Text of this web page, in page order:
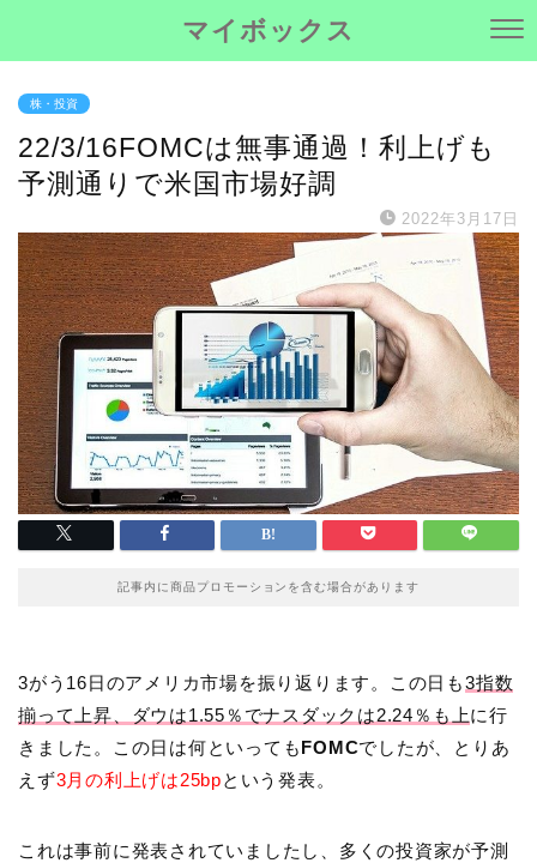
マイボックス
株・投資
22/3/16FOMCは無事通過！利上げも
予測通りで米国市場好調
2022年3月17日
記事内に商品プロモーションを含む場合があります
3がう16日のアメリカ市場を振り返ります。この日も3指数
揃って上昇、ダウは1.55％でナスダックは2.24％も上に行
きました。この日は何といってもFOMCでしたが、とりあ
えず3月の利上げは25bpという発表。
これは事前に発表されていましたし、多くの投資家が予測